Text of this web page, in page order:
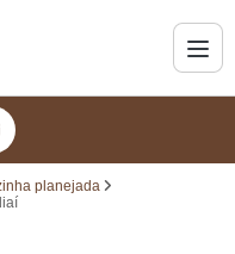
planejada